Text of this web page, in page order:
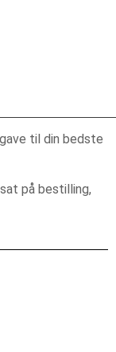
til din bedste
på bestilling,